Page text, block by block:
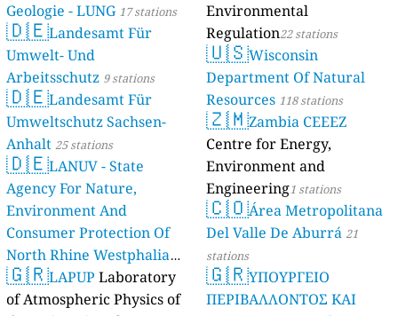
Geologie - LUNG 17 stations
🇩🇪Landesamt Für
Umwelt- Und
Arbeitsschutz 9 stations
🇩🇪Landesamt Für
Umweltschutz Sachsen-
Anhalt 25 stations
🇩🇪LANUV - State
Agency For Nature,
Environment And
Consumer Protection Of
North Rhine Westphalia
(Landesamt Für Natur,
Umwelt Und
🇬🇷LAPUP Laboratory
of Atmospheric Physics of
Environmental
Regulation22 stations
🇺🇸Wisconsin
Department Of Natural
Resources 118 stations
🇿🇲Zambia CEEEZ
Centre for Energy,
Environment and
Engineering1 stations
🇨🇴Área Metropolitana
Del Valle De Aburrá 21
stations
🇬🇷ΥΠΟΥΡΓΕΙΟ
ΠΕΡΙΒΑΛΛΟΝΤΟΣ ΚΑΙ